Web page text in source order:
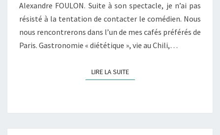
Alexandre FOULON. Suite à son spectacle, je n’ai pas
résisté à la tentation de contacter le comédien. Nous
nous rencontrerons dans l’un de mes cafés préférés de
Paris. Gastronomie « diététique », vie au Chili,…
LIRE LA SUITELIRE LA SUITE